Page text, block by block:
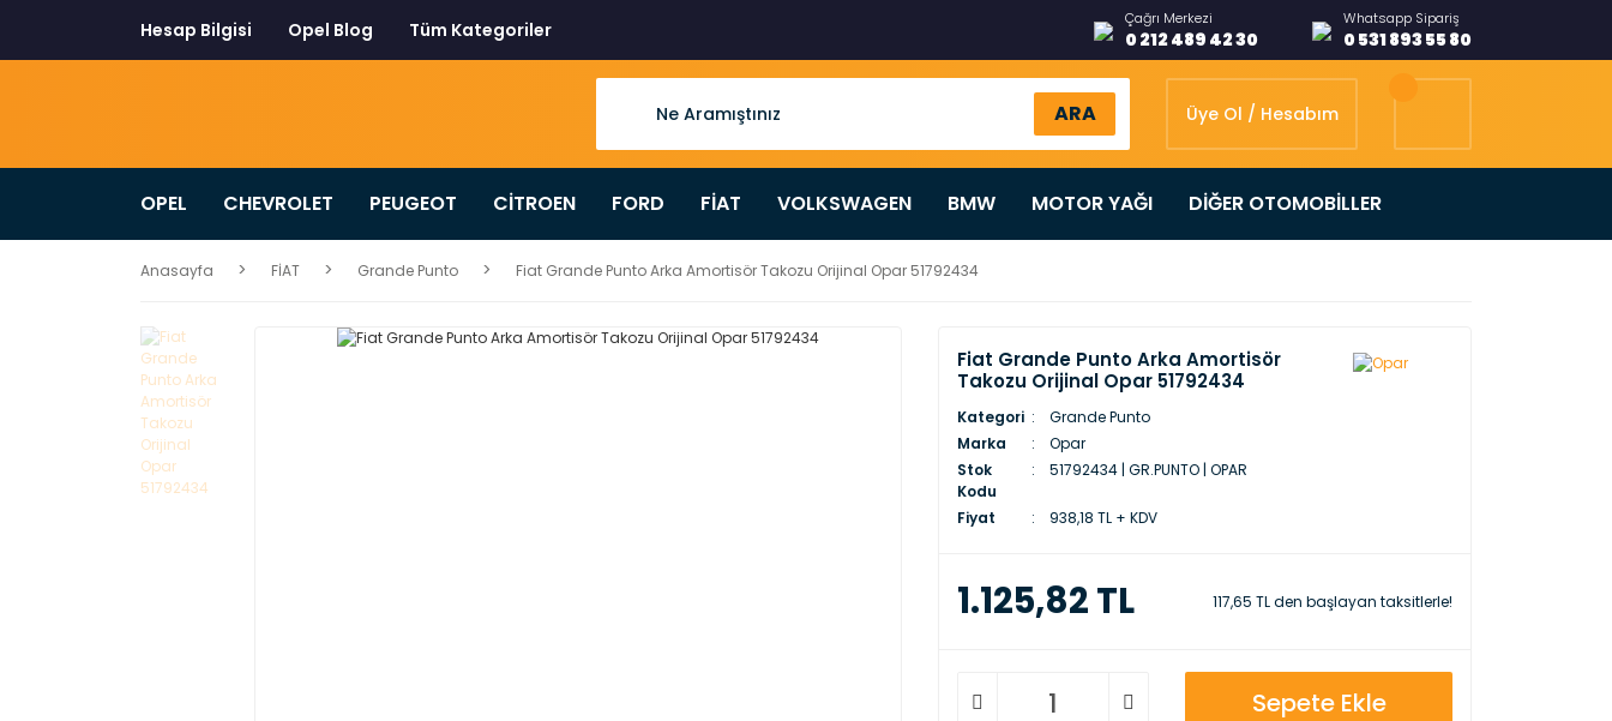
Hesap Bilgisi Opel Blog Tüm Kategoriler Çağrı Merkezi
0 212 489 42 30
Whatsapp Sipariş
0 531 893 55 80
ARA Üye Ol / Hesabım
OPEL CHEVROLET PEUGEOT CİTROEN FORD FİAT VOLKSWAGEN BMW MOTOR YAĞI DİĞER OTOMOBİLLER
Anasayfa FİAT Grande Punto Fiat Grande Punto Arka Amortisör Takozu Orijinal Opar 51792434
Fiat Grande Punto Arka Amortisör
Takozu Orijinal Opar 51792434
Kategori
Grande Punto
Marka
Opar
Stok
Kodu
51792434 | GR.PUNTO | OPAR
Fiyat 938,18 TL + KDV
1.125,82 TL 117,65 TL den başlayan taksitlerle!
Sepete Ekle